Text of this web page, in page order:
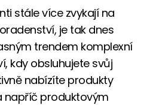
stále více zvykají na
je tak dnes
trendem komplexní
kdy obsluhujete svůj
nabízíte produkty
napříč produktovým